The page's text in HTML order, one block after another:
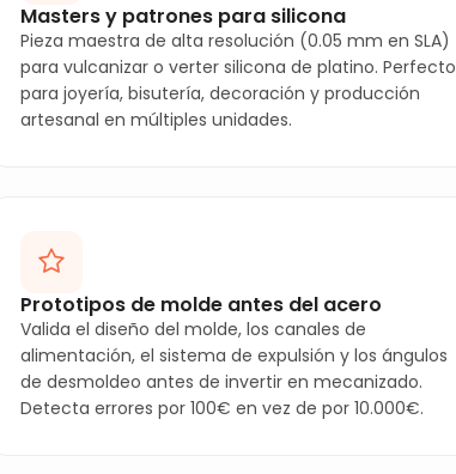
Masters y patrones para silicona
Pieza maestra de alta resolución (0.05 mm en SLA)
para vulcanizar o verter silicona de platino. Perfecto
para joyería, bisutería, decoración y producción
artesanal en múltiples unidades.
Prototipos de molde antes del acero
Valida el diseño del molde, los canales de
alimentación, el sistema de expulsión y los ángulos
de desmoldeo antes de invertir en mecanizado.
Detecta errores por 100€ en vez de por 10.000€.